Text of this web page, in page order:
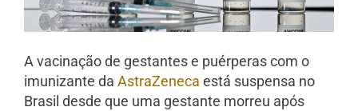
A vacinação de gestantes e puérperas com o
imunizante da AstraZeneca está suspensa no
Brasil desde que uma gestante morreu após